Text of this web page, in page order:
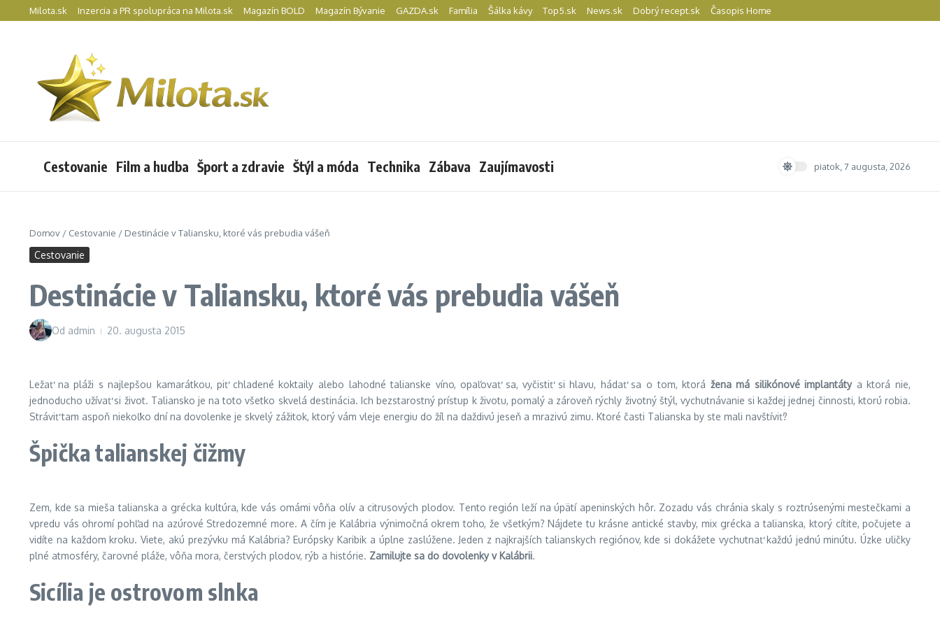
Preskočiť na obsah
Milota.sk Inzercia a PR spolupráca na Milota.sk Magazín BOLD Magazín Bývanie GAZDA.sk Família Šálka kávy Top5.sk News.sk Dobrý recept.sk Časopis Home
Cestovanie Film a hudba Šport a zdravie Štýl a móda Technika Zábava Zaujímavosti piatok, 7 augusta, 2026
Domov / Cestovanie / Destinácie v Taliansku, ktoré vás prebudia vášeň
Cestovanie
Destinácie v Taliansku, ktoré vás prebudia vášeň
Od admin 20. augusta 2015
Ležať na pláži s najlepšou kamarátkou, piť chladené koktaily alebo lahodné talianske víno, opaľovať sa, vyčistiť si hlavu, hádať sa o tom, ktorá žena má silikónové implantátya ktorá nie,
jednoducho užívať si život. Taliansko je na toto všetko skvelá destinácia. Ich bezstarostný prístup k životu, pomalý a zároveň rýchly životný štýl, vychutnávanie si každej jednej činnosti, ktorú robia.
Stráviť tam aspoň niekoľko dní na dovolenke je skvelý zážitok, ktorý vám vleje energiu do žíl na daždivú jeseň a mrazivú zimu. Ktoré časti Talianska by ste mali navštíviť?
Špička talianskej čižmy
Zem, kde sa mieša talianska a grécka kultúra, kde vás omámi vôňa olív a citrusových plodov. Tento región leží na úpätí apeninských hôr. Zozadu vás chránia skaly s roztrúsenými mestečkami a
vpredu vás ohromí pohľad na azúrové Stredozemné more. A čím je Kalábria výnimočná okrem toho, že všetkým? Nájdete tu krásne antické stavby, mix grécka a talianska, ktorý cítite, počujete a
vidíte na každom kroku. Viete, akú prezývku má Kalábria? Európsky Karibik a úplne zaslúžene. Jeden z najkrajších talianskych regiónov, kde si dokážete vychutnať každú jednú minútu. Úzke uličky
plné atmosféry, čarovné pláže, vôňa mora, čerstvých plodov, rýb a histórie. Zamilujte sa do dovolenky v Kalábrii.
Sicília je ostrovom slnka